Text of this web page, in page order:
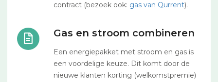
contract (bezoek ook: gas van Qurrent).
Gas en stroom combineren
Een energiepakket met stroom en gas is
een voordelige keuze. Dit komt door de
nieuwe klanten korting (welkomstpremie)